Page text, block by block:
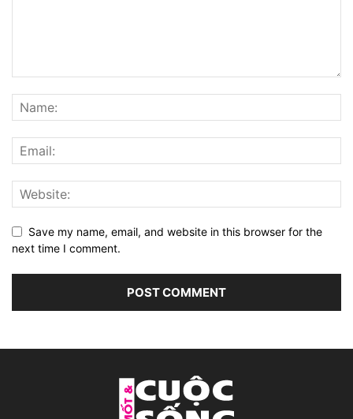
Save my name, email, and website in this browser for the
next time I comment.